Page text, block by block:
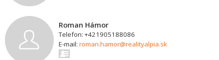
Roman Hámor
Telefon: +421905188086
E-mail: roman.hamor@realityalpia.sk